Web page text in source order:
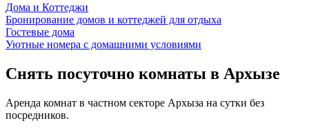
Дома и Коттеджи
Бронирование домов и коттеджей для отдыха
Гостевые дома
Уютные номера с домашними условиями
Снять посуточно комнаты в Архызе
Аренда комнат в частном секторе Архыза на сутки без
посредников.